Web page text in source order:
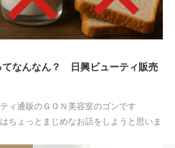
てなんなん？ 日興ビューティ販売
ィ通販のＧＯＮ美容室のゴンです
ちょっとまじめなお話をしようと思いま